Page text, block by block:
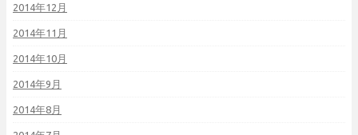
2014年12月
2014年11月
2014年10月
2014年9月
2014年8月